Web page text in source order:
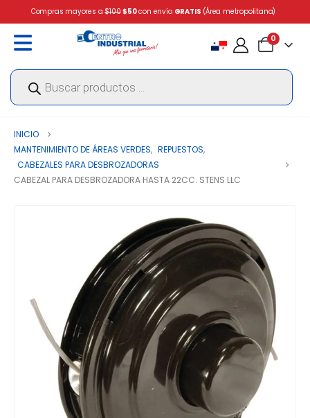
Compras mayores a$100 $50con envío GRATIS (Área metropolitana)
0
Búsqueda
productos
INICIO
MANTENIMIENTO DE ÁREAS VERDES, REPUESTOS,
CABEZALES PARA DESBROZADORAS
CABEZAL PARA DESBROZADORA HASTA 22CC. STENS LLC